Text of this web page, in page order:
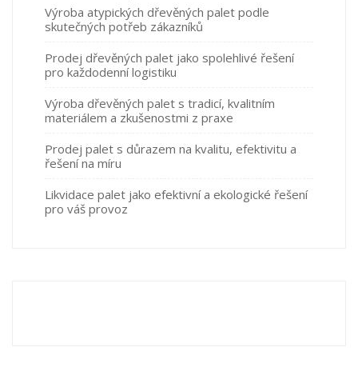
Výroba atypických dřevěných palet podle
skutečných potřeb zákazníků
Prodej dřevěných palet jako spolehlivé řešení
pro každodenní logistiku
Výroba dřevěných palet s tradicí, kvalitním
materiálem a zkušenostmi z praxe
Prodej palet s důrazem na kvalitu, efektivitu a
řešení na míru
Likvidace palet jako efektivní a ekologické řešení
pro váš provoz